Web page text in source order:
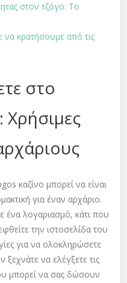
στον τζόγο: Το
κρατήσουμε από τις
στο
Χρήσιμες
καζίνο μπορεί να είναι
για έναν αρχάριο.
ένα λογαριασμό, κάτι που
την ιστοσελίδα του
για να ολοκληρώσετε
να ελέγξετε τις
μπορεί να σας δώσουν